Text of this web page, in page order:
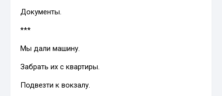
Документы.
***
Мы дали машину.
Забрать их с квартиры.
Подвезти к вокзалу.